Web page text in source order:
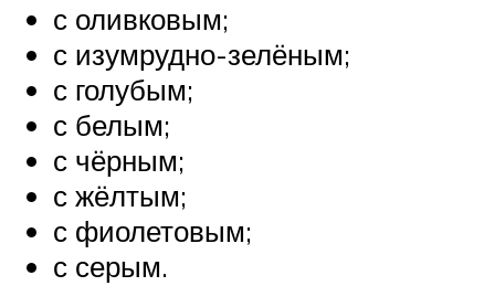
с оливковым;
с изумрудно-зелёным;
с голубым;
с белым;
с чёрным;
с жёлтым;
с фиолетовым;
с серым.